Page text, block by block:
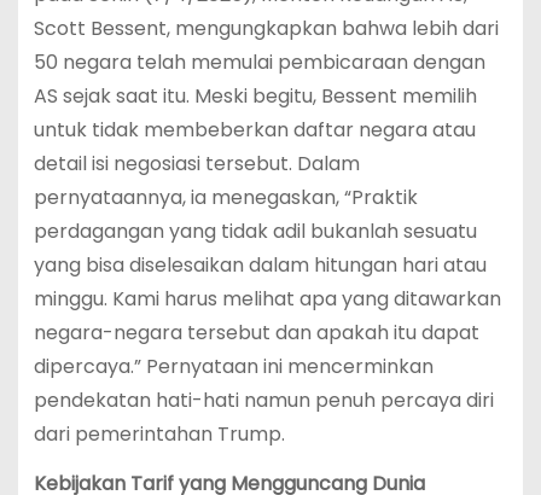
Scott Bessent, mengungkapkan bahwa lebih dari
50 negara telah memulai pembicaraan dengan
AS sejak saat itu. Meski begitu, Bessent memilih
untuk tidak membeberkan daftar negara atau
detail isi negosiasi tersebut. Dalam
pernyataannya, ia menegaskan, “Praktik
perdagangan yang tidak adil bukanlah sesuatu
yang bisa diselesaikan dalam hitungan hari atau
minggu. Kami harus melihat apa yang ditawarkan
negara-negara tersebut dan apakah itu dapat
dipercaya.” Pernyataan ini mencerminkan
pendekatan hati-hati namun penuh percaya diri
dari pemerintahan Trump.
Kebijakan Tarif yang Mengguncang Dunia